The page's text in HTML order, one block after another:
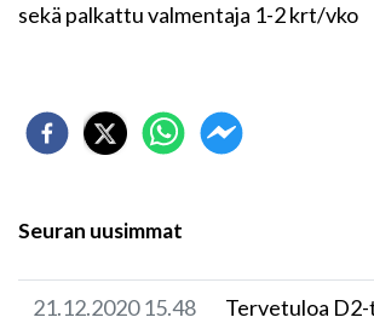
sekä palkattu valmentaja 1-2 krt/vko
Seuran uusimmat
21.12.2020 15.48 Tervetuloa